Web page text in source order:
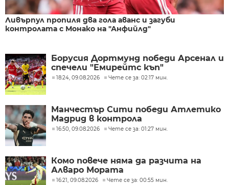
Ливърпул пропиля два гола аванс и загуби
контролата с Монако на "Анфийлд"
Борусия Дортмунд победи Арсенал и
спечели "Емирейтс къп"
18:24, 09.08.2026 Чете се за: 02:17 мин.
Манчестър Сити победи Атлетико
Мадрид в контрола
16:50, 09.08.2026 Чете се за: 01:27 мин.
Комо повече няма да разчита на
Алваро Мората
16:21, 09.08.2026 Чете се за: 00:55 мин.